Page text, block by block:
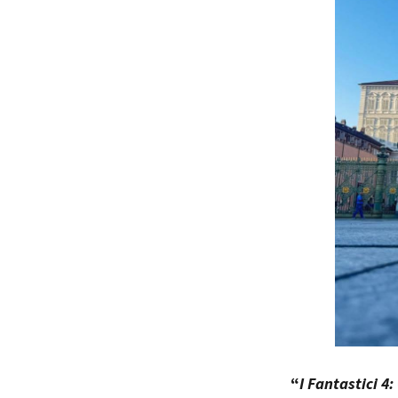
Sostenibilità ambientale
Location scouting
Spazi nella sede FCTP
Piemonte Film Tv Fund
Piemonte Film Tv
Short Film Fund
“I Fantastici 4: